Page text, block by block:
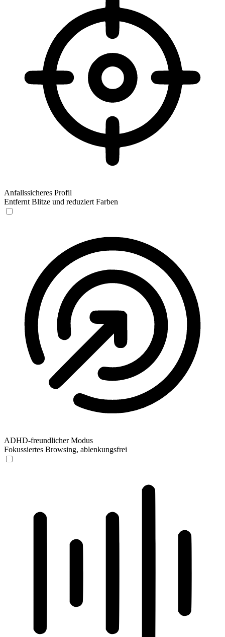
Anfallssicheres Profil
Entfernt Blitze und reduziert Farben
ADHD-freundlicher Modus
Fokussiertes Browsing, ablenkungsfrei